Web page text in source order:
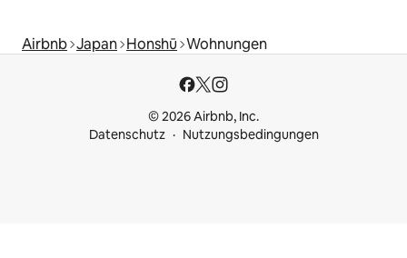
Airbnb Japan Honshū Wohnungen
© 2026 Airbnb, Inc.
Datenschutz
Nutzungsbedingungen